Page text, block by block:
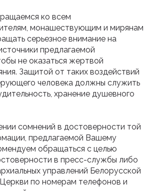
ко всем
монашествующим и мирянам
серьезное внимание на
предлагаемой
не оказаться жертвой
Защитой от таких воздействий
человека должны служить
хранение душевного
сомнений в достоверности той
предлагаемой Вашему
обращаться с целью
в пресс-службы либо
управлений Белорусской
по номерам телефонов и